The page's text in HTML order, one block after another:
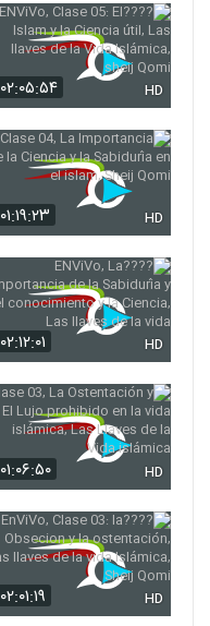
۰۲:۰۵:۵۴ HD
۰۱:۱۹:۲۳ HD
۰۲:۱۲:۰۱ HD
۰۱:۰۶:۵۰ HD
۰۲:۰۱:۱۹ HD